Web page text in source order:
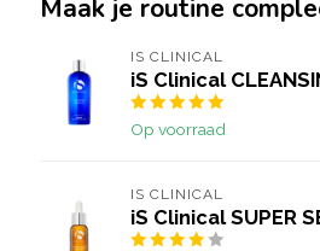
Maak je routine
IS CLINICAL
iS Clinical
Op voorraad
IS CLINICAL
iS Clinical SUPER